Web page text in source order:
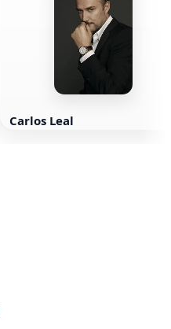
Carlos Leal